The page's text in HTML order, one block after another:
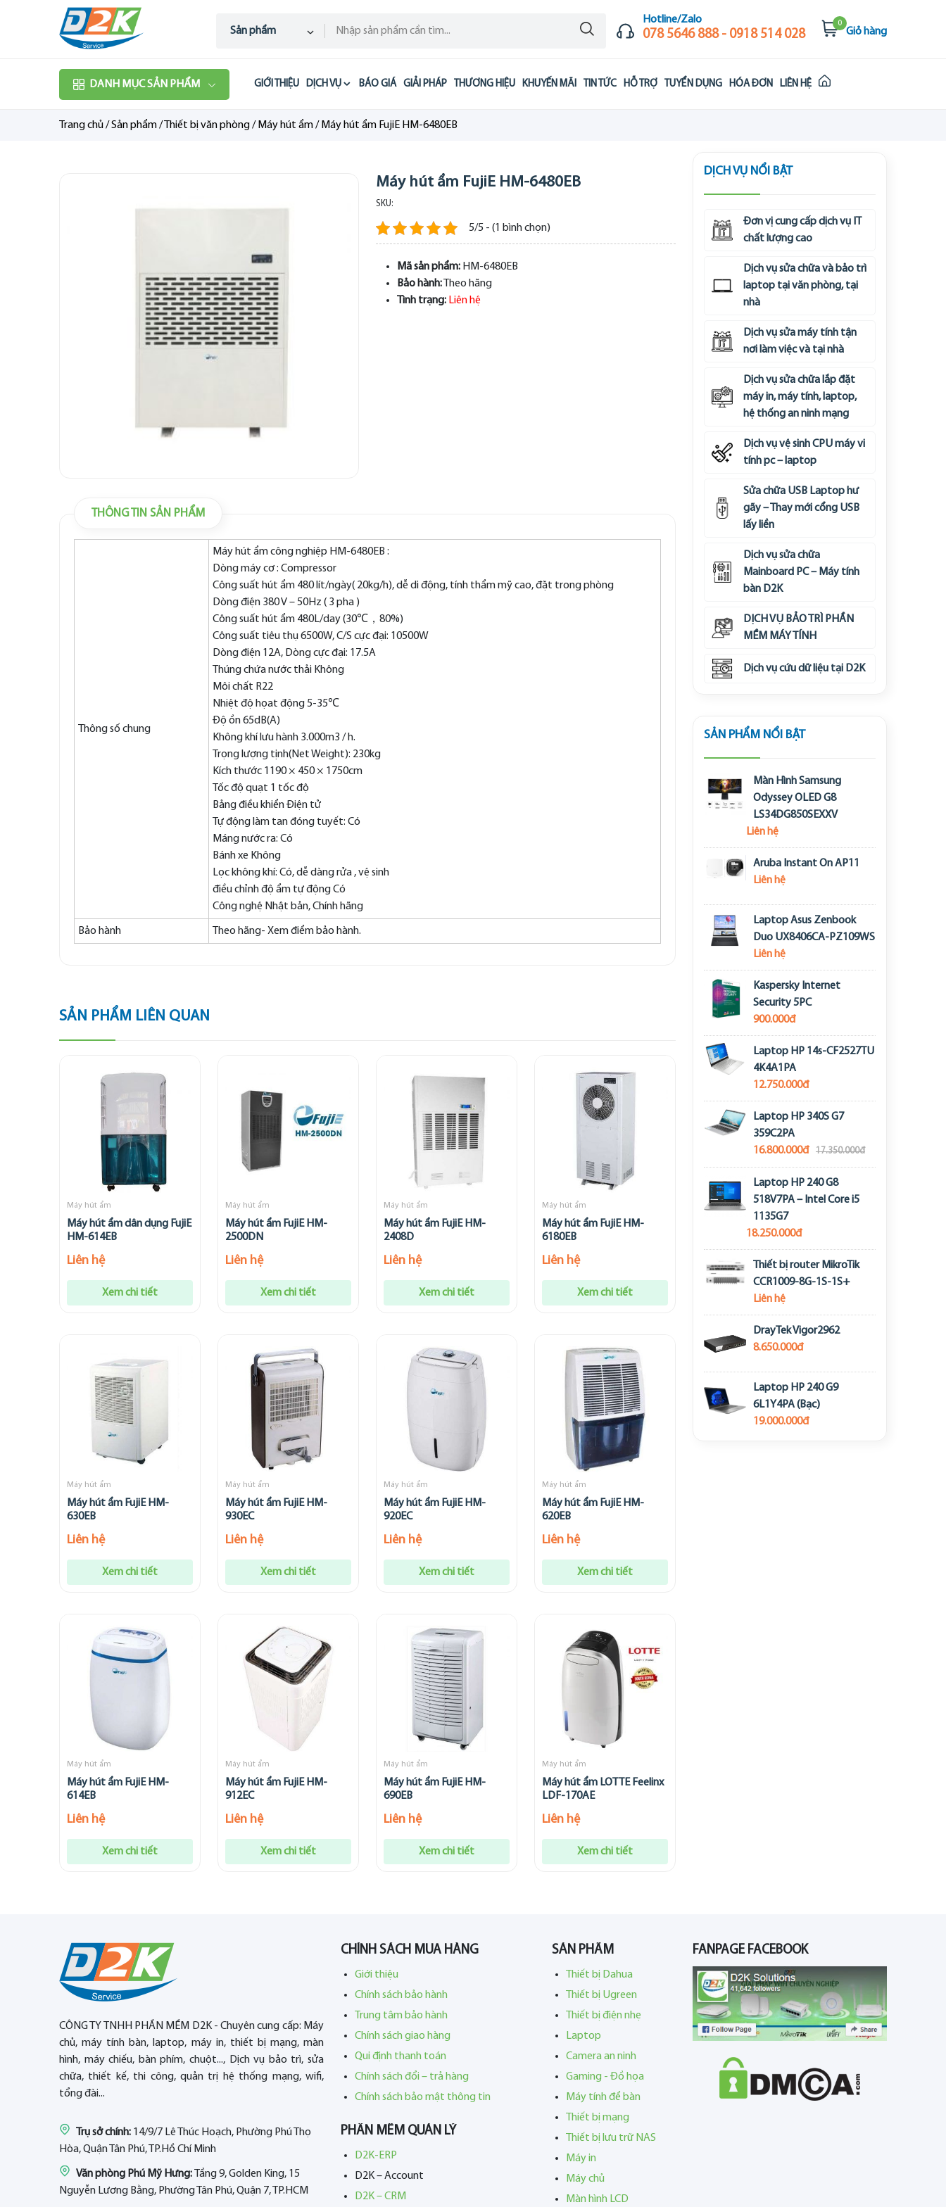
Sản phẩm
Hotline/Zalo
078 5646 888 - 0918 514 028
0
Giỏ hàng
DANH MỤC SẢN PHẨM GIỚI THIỆU DỊCH VỤ BÁO GIÁ GIẢI PHÁP THƯƠNG HIỆU KHUYẾN MÃI TIN TỨC HỖ TRỢ TUYỂN DỤNG HÓA ĐƠN LIÊN HỆ
Trang chủ/Sản phẩm/ Thiết bị văn phòng/ Máy hút ẩm/ Máy hút ẩm FujiE HM-6480EB
Máy hút ẩm FujiE HM-6480EB
SKU:
5/5 - (1 bình chọn)
Mã sản phẩm: HM-6480EB
Bảo hành: Theo hãng
Tình trạng: Liên hệ
THÔNG TIN SẢN PHẨM
Thông số chung
Máy hút ẩm công nghiệp HM-6480EB :
Dòng máy cơ : Compressor
Công suất hút ẩm 480 lít/ngày( 20kg/h), dễ di động, tính thẩm mỹ cao, đặt trong phòng
Dòng điện 380 V – 50Hz ( 3 pha )
Công suất hút ẩm 480L/day (30℃，80%)
Công suất tiêu thụ 6500W, C/S cực đại: 10500W
Dòng điện 12A, Dòng cực đại: 17.5A
Thúng chứa nước thải Không
Môi chất R22
Nhiệt độ họat động 5-35℃
Độ ồn 65dB(A)
Không khí lưu hành 3.000m3 / h.
Trọng lượng tịnh(Net Weight): 230kg
Kích thước 1190 × 450 × 1750cm
Tốc độ quạt 1 tốc độ
Bảng điều khiển Điện tử
Tự động làm tan đóng tuyết: Có
Máng nước ra: Có
Bánh xe Không
Lọc không khí: Có, dễ dàng rửa , vệ sinh
điều chỉnh độ ẩm tự động Có
Công nghệ Nhật bản, Chính hãng
Bảo hành Theo hãng- Xem điểm bảo hành.
SẢN PHẨM LIÊN QUAN
Máy hút ẩm
Máy hút ẩm dân dụng FujiE
HM-614EB
Liên hệ
Xem chi tiết
Máy hút ẩm
Máy hút ẩm FujiE HM-
2500DN
Liên hệ
Xem chi tiết
Máy hút ẩm
Máy hút ẩm FujiE HM-
2408D
Liên hệ
Xem chi tiết
Máy hút ẩm
Máy hút ẩm FujiE HM-
6180EB
Liên hệ
Xem chi tiết
Máy hút ẩm
Máy hút ẩm FujiE HM-
630EB
Liên hệ
Xem chi tiết
Máy hút ẩm
Máy hút ẩm FujiE HM-
930EC
Liên hệ
Xem chi tiết
Máy hút ẩm
Máy hút ẩm FujiE HM-
920EC
Liên hệ
Xem chi tiết
Máy hút ẩm
Máy hút ẩm FujiE HM-
620EB
Liên hệ
Xem chi tiết
Máy hút ẩm
Máy hút ẩm FujiE HM-
614EB
Liên hệ
Xem chi tiết
Máy hút ẩm
Máy hút ẩm FujiE HM-
912EC
Liên hệ
Xem chi tiết
Máy hút ẩm
Máy hút ẩm FujiE HM-
690EB
Liên hệ
Xem chi tiết
Máy hút ẩm
Máy hút ẩm LOTTE Feelinx
LDF-170AE
Liên hệ
Xem chi tiết
DỊCH VỤ NỔI BẬT
Đơn vị cung cấp dịch vụ IT
chất lượng cao
Dịch vụ sửa chữa và bảo trì
laptop tại văn phòng, tại
nhà
Dịch vụ sửa máy tính tận
nơi làm việc và tại nhà
Dịch vụ sửa chữa lắp đặt
máy in, máy tính, laptop,
hệ thống an ninh mạng
Dịch vụ vệ sinh CPU máy vi
tính pc – laptop
Sửa chữa USB Laptop hư
gãy – Thay mới cổng USB
lấy liền
Dịch vụ sửa chữa
Mainboard PC – Máy tính
bàn D2K
DỊCH VỤ BẢO TRÌ PHẦN
MỀM MÁY TÍNH
Dịch vụ cứu dữ liệu tại D2K
SẢN PHẨM NỔI BẬT
Màn Hình Samsung
Odyssey OLED G8
LS34DG850SEXXV
Liên hệ
Aruba Instant On AP11
Liên hệ
Laptop Asus Zenbook
Duo UX8406CA-PZ109WS
Liên hệ
Kaspersky Internet
Security 5PC
900.000đ
Laptop HP 14s-CF2527TU
4K4A1PA
12.750.000đ
Laptop HP 340S G7
359C2PA
16.800.000đ
17.350.000đ
Laptop HP 240 G8
518V7PA – Intel Core i5
1135G7
18.250.000đ
Thiết bị router MikroTik
CCR1009-8G-1S-1S+
Liên hệ
DrayTek Vigor2962
8.650.000đ
Laptop HP 240 G9
6L1Y4PA (Bạc)
19.000.000đ
CÔNG TY TNHH PHẦN MỀM D2K - Chuyên cung cấp: Máy
chủ, máy tính bàn, laptop, máy in, thiết bị mạng, màn
hình, máy chiếu, bàn phím, chuột..., Dịch vụ bảo trì, sửa
chữa, thiết kế, thi công, quản trị hệ thống mạng, wifi,
tổng đài...
Trụ sở chính: 14/9/7 Lê Thúc Hoạch, Phường Phú Thọ
Hòa, Quận Tân Phú, TP.Hồ Chí Minh
Văn phòng Phú Mỹ Hưng:
Tầng 9, Golden King, 15
Nguyễn Lương Bằng, Phường Tân Phú, Quận 7, TP.HCM
CHÍNH SÁCH MUA HÀNG
Giới thiệu
Chính sách bảo hành
Trung tâm bảo hành
Chính sách giao hàng
Qui định thanh toán
Chính sách đổi – trả hàng
Chính sách bảo mật thông tin
PHẦN MỀM QUẢN LÝ
D2K-ERP
D2K – Account
D2K – CRM
SẢN PHẨM
Thiết bị Dahua
Thiết bị Ugreen
Thiết bị điện nhẹ
Laptop
Camera an ninh
Gaming - Đồ họa
Máy tính để bàn
Thiết bị mạng
Thiết bị lưu trữ NAS
Máy in
Máy chủ
Màn hình LCD
FANPAGE FACEBOOK